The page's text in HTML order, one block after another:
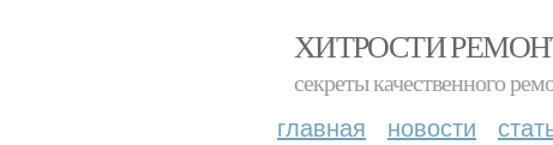
ХИТРОСТИ
секреты качественного
главная новости